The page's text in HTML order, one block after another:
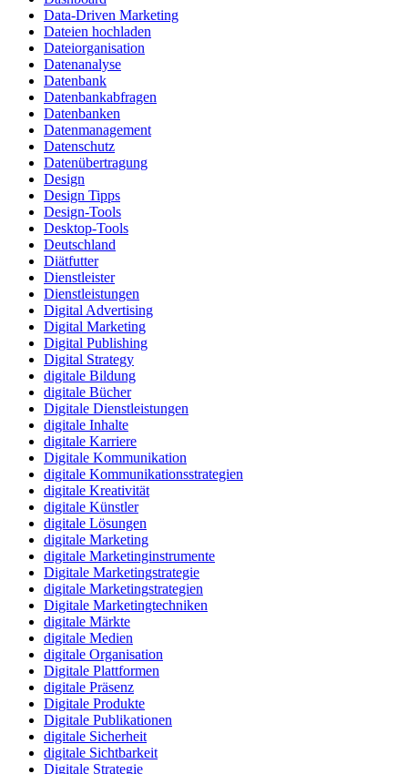
Data-Driven Marketing
Dateien hochladen
Dateiorganisation
Datenanalyse
Datenbank
Datenbankabfragen
Datenbanken
Datenmanagement
Datenschutz
Datenübertragung
Design
Design Tipps
Design-Tools
Desktop-Tools
Deutschland
Diätfutter
Dienstleister
Dienstleistungen
Digital Advertising
Digital Marketing
Digital Publishing
Digital Strategy
digitale Bildung
digitale Bücher
Digitale Dienstleistungen
digitale Inhalte
digitale Karriere
Digitale Kommunikation
digitale Kommunikationsstrategien
digitale Kreativität
digitale Künstler
digitale Lösungen
digitale Marketing
digitale Marketinginstrumente
Digitale Marketingstrategie
digitale Marketingstrategien
Digitale Marketingtechniken
digitale Märkte
digitale Medien
digitale Organisation
Digitale Plattformen
digitale Präsenz
Digitale Produkte
Digitale Publikationen
digitale Sicherheit
digitale Sichtbarkeit
Digitale Strategie